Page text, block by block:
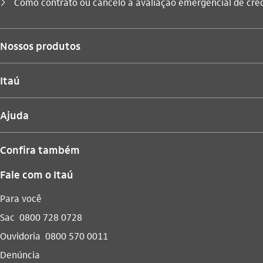
seta_direita
Nossos produtos
Itaú
Ajuda
Confira também
Fale com o Itaú
Para você
Sac 0800 728 0728
Ouvidoria 0800 570 0011
Denúncia